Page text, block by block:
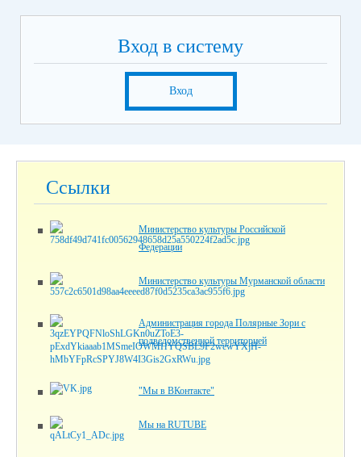
Вход в систему
Вход
Ссылки
Министерство культуры Российской
Федерации
Министерство культуры Мурманской области
Администрация города Полярные Зори с
подведомственной территорией
"Мы в ВКонтакте"
Мы на RUTUBE